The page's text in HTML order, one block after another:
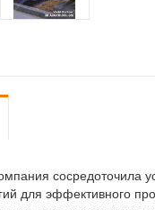
сосредоточила
для эффективного